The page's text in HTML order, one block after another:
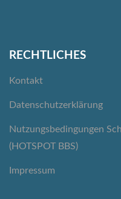
RECHTLICHES
Kontakt
Datenschutzerklärung
Nutzungsbedingungen
(HOTSPOT BBS)
Impressum